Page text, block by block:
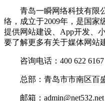
青岛一瞬网络科技有限公
络，成立于2009年，是国家
提供网站建设、App开发、
要了解更多有关于媒体网站
咨询电话：400 622 6167
总部：青岛市市南区百
邮箱：admin@net532.net